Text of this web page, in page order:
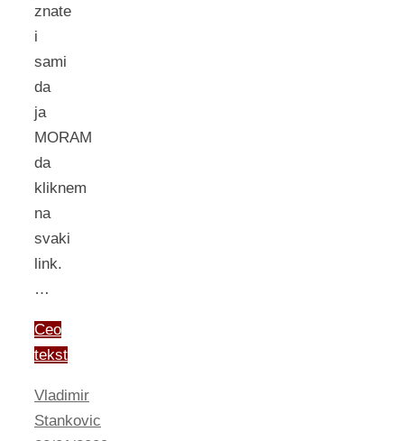
znate
i
sami
da
ja
MORAM
da
kliknem
na
svaki
link.
…
Ceo
tekst
Vladimir
Stankovic